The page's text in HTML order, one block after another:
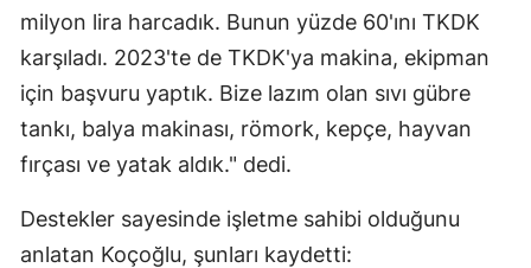
milyon lira harcadık. Bunun yüzde 60'ını TKDK
karşıladı. 2023'te de TKDK'ya makina, ekipman
için başvuru yaptık. Bize lazım olan sıvı gübre
tankı, balya makinası, römork, kepçe, hayvan
fırçası ve yatak aldık." dedi.
Destekler sayesinde işletme sahibi olduğunu
anlatan Koçoğlu, şunları kaydetti: